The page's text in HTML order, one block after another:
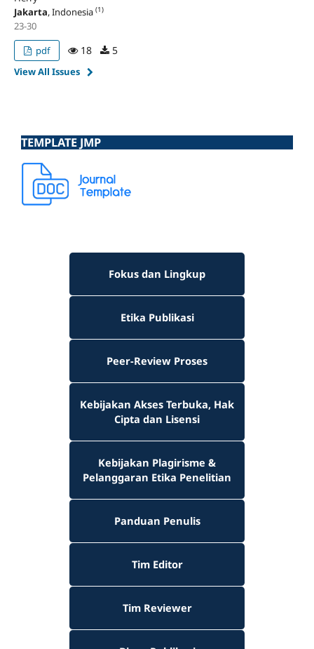
Jakarta, Indonesia (1)
23-30
pdf
18 5
View All Issues
TEMPLATE JMP
Fokus dan Lingkup
Etika Publikasi
Peer-Review Proses
Kebijakan Akses Terbuka, Hak
Cipta dan Lisensi
Kebijakan Plagirisme &
Pelanggaran Etika Penelitian
Panduan Penulis
Tim Editor
Tim Reviewer